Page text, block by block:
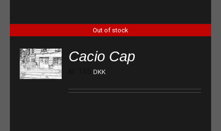
Out of stock
Cacio Cap
DKK